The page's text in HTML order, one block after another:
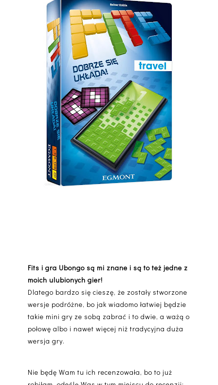
Fits i gra Ubongo są mi znane i są to też jedne z
moich ulubionych gier!
Dlatego bardzo się cieszę, że zostały stworzone
wersje podróżne, bo jak wiadomo łatwiej będzie
takie mini gry ze sobą zabrać i to dwie, a ważą o
połowę albo i nawet więcej niż tradycyjna duża
wersja gry.
Nie będę Wam tu ich recenzowała, bo to już